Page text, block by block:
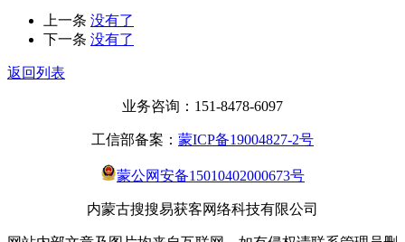
上一条 没有了
下一条 没有了
返回列表
业务咨询：151-8478-6097
工信部备案： 蒙ICP备19004827-2号
蒙公网安备15010402000673号
内蒙古搜搜易获客网络科技有限公司